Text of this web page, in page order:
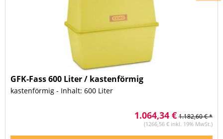
GFK-Fass 600 Liter / kastenförmig
kastenförmig - Inhalt: 600 Liter
1.064,34 € 1.182,60 € *
(1266,56 € inkl. 19% MwSt.)